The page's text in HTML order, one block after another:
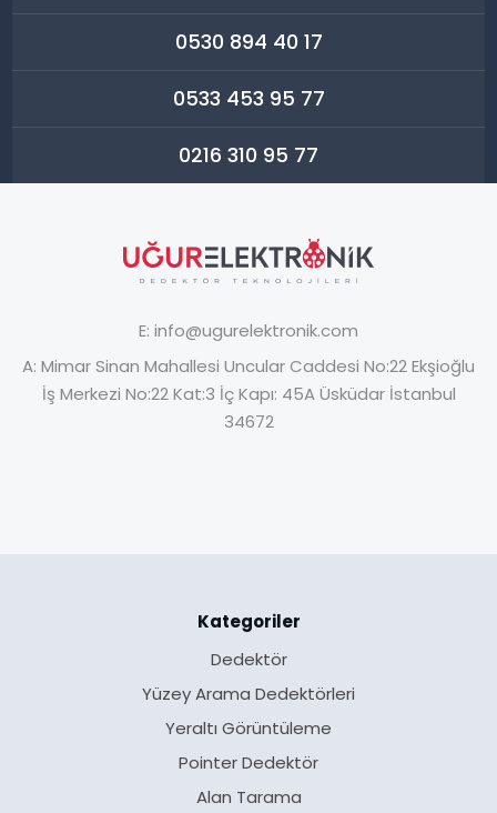
0530 894 40 17
0533 453 95 77
0216 310 95 77
E: info@ugurelektronik.com
A: Mimar Sinan Mahallesi Uncular Caddesi No:22 Ekşioğlu
İş Merkezi No:22 Kat:3 İç Kapı: 45A Üsküdar İstanbul
34672
Kategoriler
Dedektör
Yüzey Arama Dedektörleri
Yeraltı Görüntüleme
Pointer Dedektör
Alan Tarama